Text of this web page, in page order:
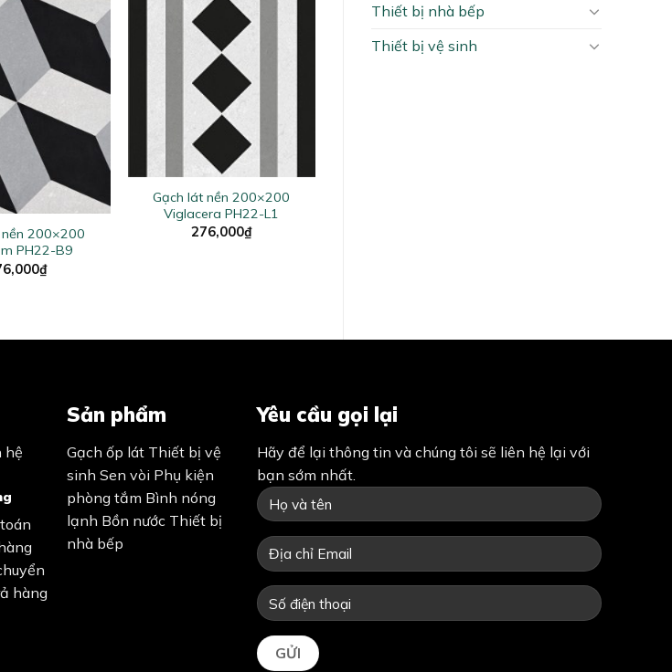
Thiết bị nhà bếp
Thiết bị vệ sinh
200×200
PH22-B9
₫
Gạch lát nền 200×200
Viglacera PH22-L1
276,000₫
hệ
hàng
Sản phẩm
Gạch ốp lát Thiết bị vệ
sinh Sen vòi Phụ kiện
phòng tắm Bình nóng
lạnh Bồn nước Thiết bị
nhà bếp
Yêu cầu gọi lại
Hãy để lại thông tin và chúng tôi sẽ liên hệ lại với
bạn sớm nhất.